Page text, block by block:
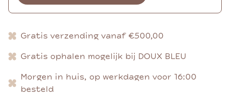
Gratis verzending vanaf €500,00
Gratis ophalen mogelijk bij DOUX BLEU
Morgen in huis, op werkdagen voor 16:00
besteld